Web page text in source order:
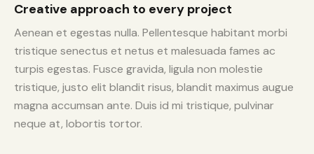
Creative approach to every project
Aenean et egestas nulla. Pellentesque habitant morbi
tristique senectus et netus et malesuada fames ac
turpis egestas. Fusce gravida, ligula non molestie
tristique, justo elit blandit risus, blandit maximus augue
magna accumsan ante. Duis id mi tristique, pulvinar
neque at, lobortis tortor.